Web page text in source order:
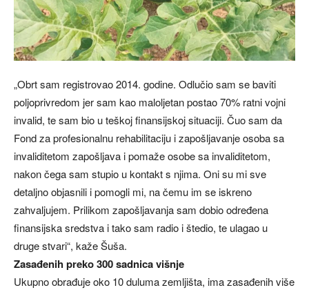
„Obrt sam registrovao 2014. godine. Odlučio sam se baviti
poljoprivredom jer sam kao maloljetan postao 70% ratni vojni
invalid, te sam bio u teškoj finansijskoj situaciji. Čuo sam da
Fond za profesionalnu rehabilitaciju i zapošljavanje osoba sa
invaliditetom zapošljava i pomaže osobe sa invaliditetom,
nakon čega sam stupio u kontakt s njima. Oni su mi sve
detaljno objasnili i pomogli mi, na čemu im se iskreno
zahvaljujem. Prilikom zapošljavanja sam dobio određena
finansijska sredstva i tako sam radio i štedio, te ulagao u
druge stvari“, kaže Šuša.
Zasađenih preko 300 sadnica višnje
Ukupno obrađuje oko 10 duluma zemljišta, ima zasađenih više